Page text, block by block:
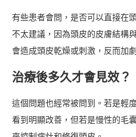
有些患者會問，是否可以直接在
不太建議，因為頭皮的皮膚結構
會造成頭皮乾燥或刺激，反而加
治療後多久才會見效？
這個問題也經常被問到。若是輕
看到明顯改善，但若是慢性的毛